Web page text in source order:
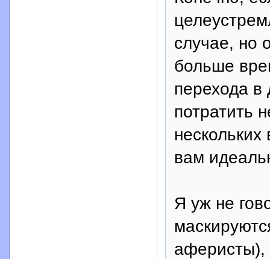
случае, но
больше
перехода в
потратить
вам
Я уж не
аферисты),